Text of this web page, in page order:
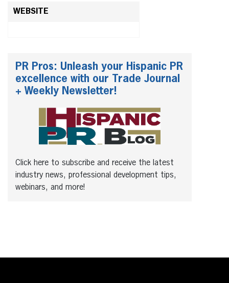
WEBSITE
PR Pros: Unleash your Hispanic PR
excellence with our Trade Journal
+ Weekly Newsletter!
Click here to subscribe and receive the latest
industry news, professional development tips,
webinars, and more!